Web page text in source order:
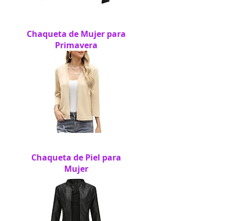
Chaqueta de Mujer para
Primavera
Chaqueta de Piel para
Mujer